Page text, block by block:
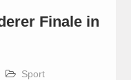
Finale in
Sport